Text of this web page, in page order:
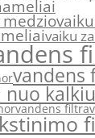
vaiku
vandens
nuo kalkiu
vandens